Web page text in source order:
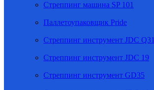
Стреппинг машина SP 101
Паллетоупаковщик Pride
Стреппинг инструмент JDC Q31
Стреппинг инструмент JDC 19
Стреппинг инструмент GD35